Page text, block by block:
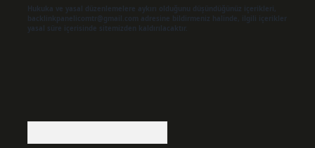
Hukuka ve yasal düzenlemelere aykırı olduğunu düşündüğünüz içerikleri,
backlinkpanelicomtr@gmail.com
adresine bildirmeniz halinde, ilgili içerikler
yasal süre içerisinde sitemizden kaldırılacaktır.